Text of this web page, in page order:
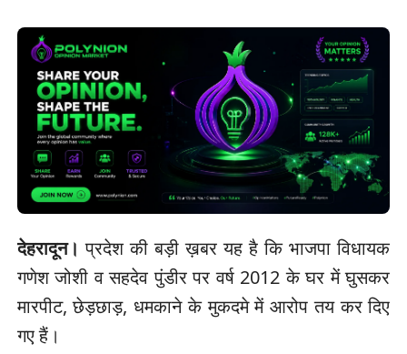
देहरादून। प्रदेश की बड़ी ख़बर यह है कि भाजपा विधायक
गणेश जोशी व सहदेव पुंडीर पर वर्ष 2012 के घर में घुसकर
मारपीट, छेड़छाड़, धमकाने के मुकदमे में आरोप तय कर दिए
गए हैं।